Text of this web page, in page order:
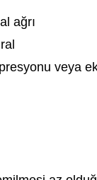
ağrı
veya